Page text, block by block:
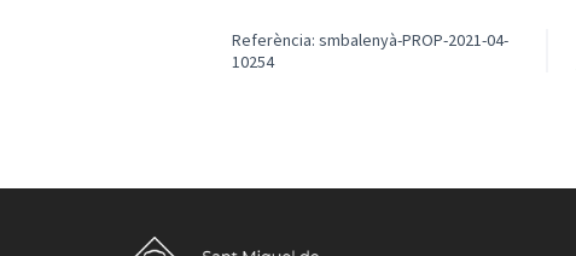
Referència: smbalenyà-PROP-2021-04-
10254